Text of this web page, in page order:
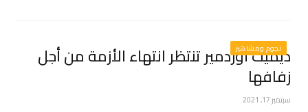
نجوم ومشاهير
ديميت أوزدمير تنتظر انتهاء الأزمة من أجل
زفافها
سبتمبر 17, 2021